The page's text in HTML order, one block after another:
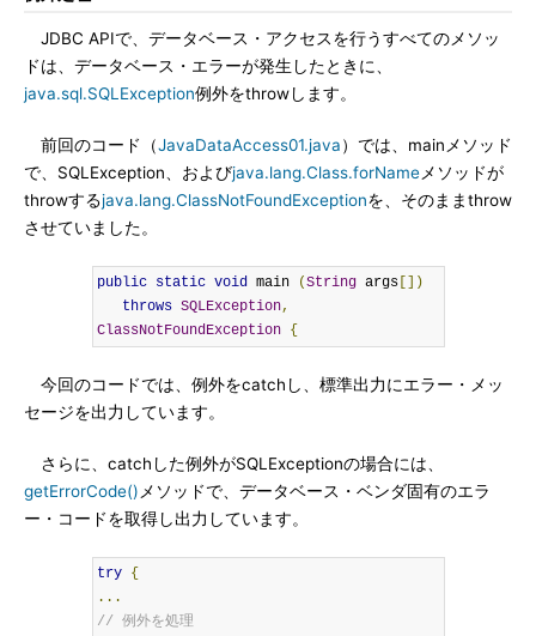
JDBC APIで、データベース・アクセスを行うすべてのメソッ
ドは、データベース・エラーが発生したときに、
java.sql.SQLException例外をthrowします。
前回のコード（JavaDataAccess01.java）では、mainメソッド
で、SQLException、およびjava.lang.Class.forName メソッドが
throwするjava.lang.ClassNotFoundExceptionを、そのままthrow
させていました。
public static void main (String args[])
throws SQLException,
ClassNotFoundException
{
今回のコードでは、例外をcatchし、標準出力にエラー・メッ
セージを出力しています。
さらに、catchした例外がSQLExceptionの場合には、
getErrorCode() メソッドで、データベース・ベンダ固有のエラ
ー・コードを取得し出力しています。
try
{
...
// 例外を処理